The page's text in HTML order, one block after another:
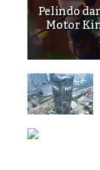
Pelindo
Motor